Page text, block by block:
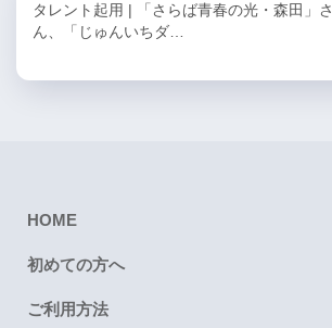
タレント起用 | 「さらば青春の光・森田」さ
ん、「じゅんいちダ…
HOME
初めての方へ
ご利用方法